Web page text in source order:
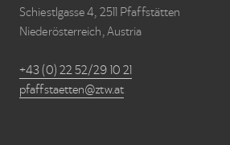
Schiestlgasse 4, 2511 Pfaffstätten
Niederösterreich, Austria
+43 (0) 22 52/29 10 21
pfaffstaetten@ztw.at